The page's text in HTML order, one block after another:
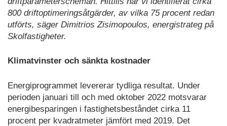
800 driftoptimeringsåtgärder, av vilka 75 procent redan
utförts, säger Dimitrios Zisimopoulos, energistrateg på
Skolfastigheter.
Klimatvinster och sänkta kostnader
Energiprogrammet levererar tydliga resultat. Under
perioden januari till och med oktober 2022 motsvarar
energibesparingen i fastighetsbeståndet cirka 11
procent per kvadratmeter jämfört med 2019. Det